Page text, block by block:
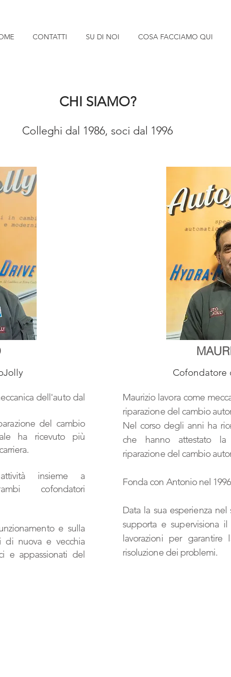
CONTATTI SU DI NOI COSA FACCIAMO QUI
CHI SIAMO?
Colleghi dal 1986, soci dal 1996
dell'auto dal
del cambio
ha ricevuto più
insieme a
cofondatori
e sulla
di nuova e vecchia
e appassionati del
Cofondatore
Maurizio lavora come
riparazione del cambio
Nel corso degli anni ha
che hanno attestato la
riparazione del cambio
Fonda con Antonio nel
Data la sua esperienza
supporta e supervisiona
lavorazioni per garantire
risoluzione dei problemi.